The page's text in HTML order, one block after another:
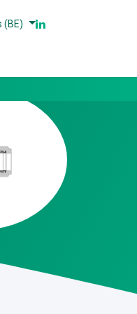
(BE)